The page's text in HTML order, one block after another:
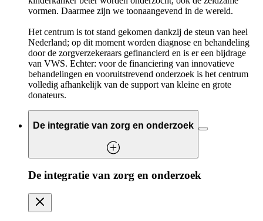
vormen. Daarmee zijn we toonaangevend in de wereld.
Het centrum is tot stand gekomen dankzij de steun van heel
Nederland; op dit moment worden diagnose en behandeling
door de zorgverzekeraars gefinancierd en is er een bijdrage
van VWS. Echter: voor de financiering van innovatieve
behandelingen en vooruitstrevend onderzoek is het centrum
volledig afhankelijk van de support van kleine en grote
donateurs.
De integratie van zorg en onderzoek
De integratie van zorg en onderzoek